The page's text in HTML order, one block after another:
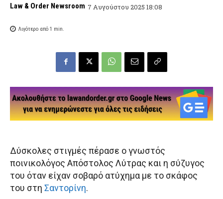
Law & Order Newsroom 7 Αυγούστου 2025 18:08
Λιγότερο από 1 min.
Δύσκολες στιγμές πέρασε ο γνωστός
ποινικολόγος Απόστολος Λύτρας και η σύζυγος
του όταν είχαν σοβαρό ατύχημα με το σκάφος
του στη Σαντορίνη.